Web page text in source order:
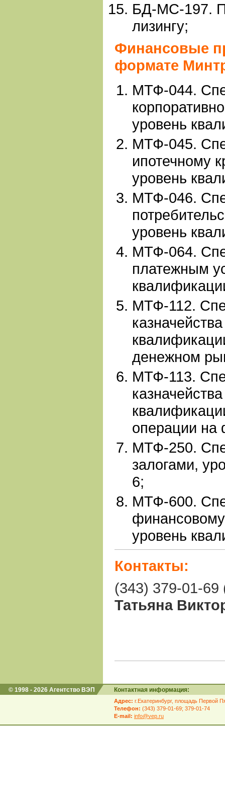
БД-МС-197.
лизингу;
Финансовые
формате
МТФ-044.
уровень
МТФ-045.
ипотечному
уровень
МТФ-046.
уровень
МТФ-064.
платежным
МТФ-112.
денежном
МТФ-113.
операции на
МТФ-250.
залогами,
6;
МТФ-600.
уровень
Контакты:
(343) 379-01-
Татьяна
© 1998 - 2026 Агентство ВЭП Контактная информация:
Адрес: г.Екатеринбург, площадь Первой
Телефон: (343) 379-01-69; 379-01-74
E-mail: info@vep.ru